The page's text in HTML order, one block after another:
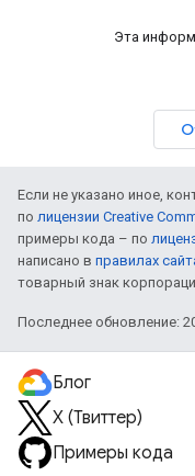
Эта
Если не указано иное,
по лицензии Creative
примеры кода – по
написано в правилах
товарный знак
Последнее обновление:
Блог
X (Твиттер)
Примеры кода